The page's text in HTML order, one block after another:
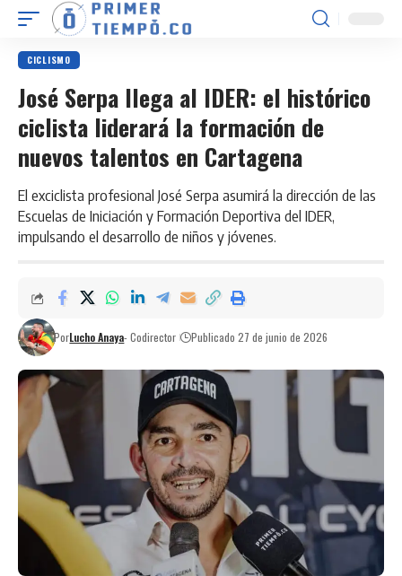
CICLISMO
José Serpa llega al IDER: el histórico
ciclista liderará la formación de
nuevos talentos en Cartagena
El exciclista profesional José Serpa asumirá la dirección de las
Escuelas de Iniciación y Formación Deportiva del IDER,
impulsando el desarrollo de niños y jóvenes.
PorLucho Anaya- Codirector Publicado 27 de junio de 2026